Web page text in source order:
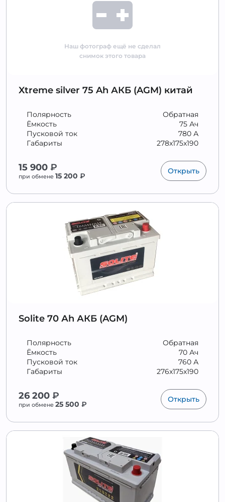
Наш фотограф ещё не сделал
снимок этого товара
Xtreme silver 75 Ah АКБ (AGM) китай
Обратная
Полярность
75 Ач
Ёмкость
780 А
Пусковой ток
278x175x190
Габариты
15 900 ₽
при обмене 15 200 ₽
Открыть
Solite 70 Аh АКБ (AGM)
Обратная
Полярность
70 Ач
Ёмкость
760 А
Пусковой ток
276x175x190
Габариты
26 200 ₽
при обмене 25 500 ₽
Открыть